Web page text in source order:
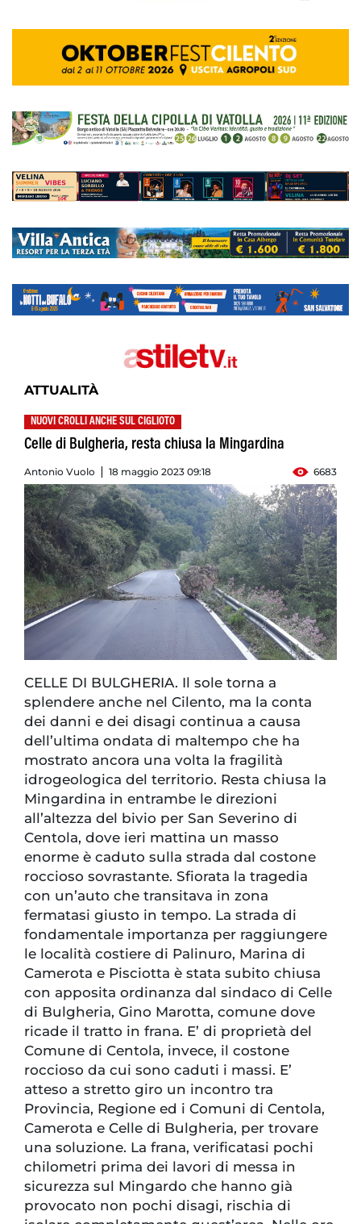
ATTUALITÀ
NUOVI CROLLI ANCHE SUL CIGLIOTO
Celle di Bulgheria, resta chiusa la Mingardina
Antonio Vuolo 18 maggio 2023 09:18 6683
CELLE DI BULGHERIA. Il sole torna a
splendere anche nel Cilento, ma la conta
dei danni e dei disagi continua a causa
dell’ultima ondata di maltempo che ha
mostrato ancora una volta la fragilità
idrogeologica del territorio. Resta chiusa la
Mingardina in entrambe le direzioni
all’altezza del bivio per San Severino di
Centola, dove ieri mattina un masso
enorme è caduto sulla strada dal costone
roccioso sovrastante. Sfiorata la tragedia
con un’auto che transitava in zona
fermatasi giusto in tempo. La strada di
fondamentale importanza per raggiungere
le località costiere di Palinuro, Marina di
Camerota e Pisciotta è stata subito chiusa
con apposita ordinanza dal sindaco di Celle
di Bulgheria, Gino Marotta, comune dove
ricade il tratto in frana. E’ di proprietà del
Comune di Centola, invece, il costone
roccioso da cui sono caduti i massi. E’
atteso a stretto giro un incontro tra
Provincia, Regione ed i Comuni di Centola,
Camerota e Celle di Bulgheria, per trovare
una soluzione. La frana, verificatasi pochi
chilometri prima dei lavori di messa in
sicurezza sul Mingardo che hanno già
provocato non pochi disagi, rischia di